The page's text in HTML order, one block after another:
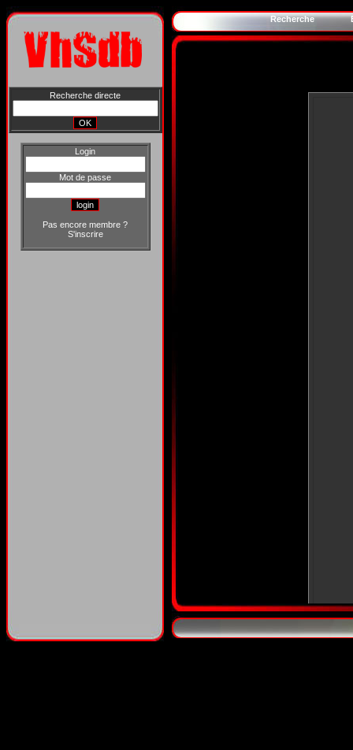
Recherche directe
Login
Mot de passe
Pas encore membre ?
S'inscrire
Recherche